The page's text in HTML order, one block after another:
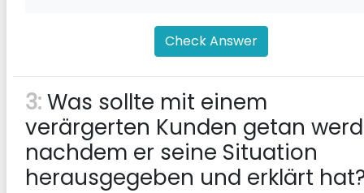
Check Answer
3:Was sollte mit einem
verärgerten Kunden getan
nachdem er seine Situation
herausgegeben und erklärt